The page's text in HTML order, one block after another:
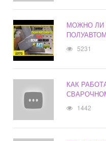
МОЖНО ЛИ
5231
КАК
1442